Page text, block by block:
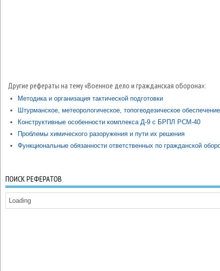
Другие рефераты на тему «Военное дело и гражданская оборона»:
Методика и организация тактической подготовки
Штурманское, метеорологическое, топогеодезическое обеспечение
Конструктивные особенности комплекса Д-9 с БРПЛ РСМ-40
Проблемы химического разоружения и пути их решения
Функциональные обязанности ответственных по гражданской
ПОИСК РЕФЕРАТОВ
Loading